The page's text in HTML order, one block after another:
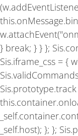
} break; } } };
Sis.iframe_css = {
_self.host); }; };